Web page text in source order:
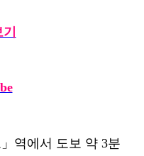
역에서 도보 약 3분